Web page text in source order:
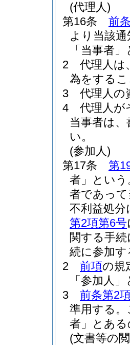
(代理人)
第16条
前
より当該
「当事者
2
代理人は
為をする
3
代理人の
4
代理人が
当事者は
い。
(参加人)
第17条
第
者」という
者であっ
不利益処
第2項第6号
関する手
続に参加
2
前項の規
「参加人
3
前条第2
準用する。
者」とあ
(文書等の